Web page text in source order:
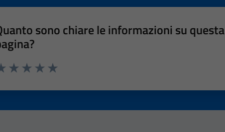
sono chiare le informazioni su questa